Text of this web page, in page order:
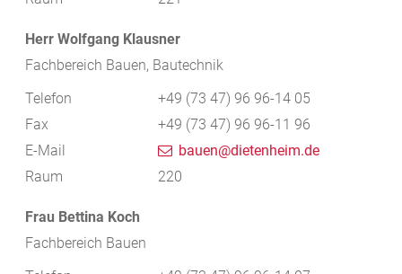
Herr Wolfgang Klausner
Fachbereich Bauen, Bautechnik
Telefon
+49 (73 47) 96 96-14 05
Fax
+49 (73 47) 96 96-11 96
E-Mail
bauen@dietenheim.de
Raum
220
Frau Bettina Koch
Fachbereich Bauen